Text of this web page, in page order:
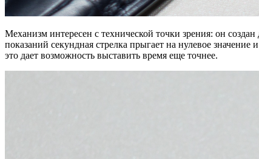
Механизм интересен с технической точки зрения: он
показаний секундная стрелка прыгает на нулевое
это дает возможность выставить время еще точнее.